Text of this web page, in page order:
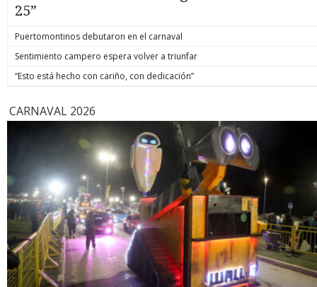
25”
Puertomontinos debutaron en el carnaval
Sentimiento campero espera volver a triunfar
“Esto está hecho con cariño, con dedicación”
CARNAVAL 2026